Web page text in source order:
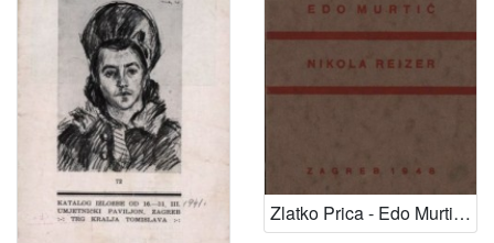
Zlatko Prica - Edo Murtić - Nikola Reizer